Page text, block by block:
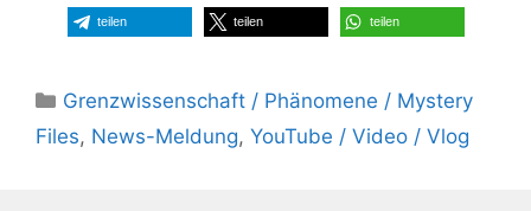
teilen teilen teilen
Kategorien
Grenzwissenschaft / Phänomene / Mystery
Files, News-Meldung, YouTube / Video / Vlog